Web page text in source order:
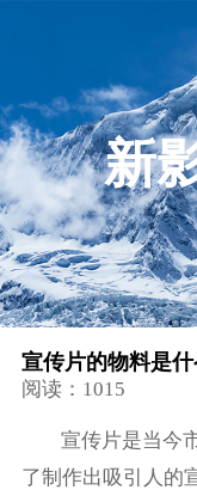
新
宣传片的物料是
阅读：1015
宣传片是当今
了制作出吸引人的